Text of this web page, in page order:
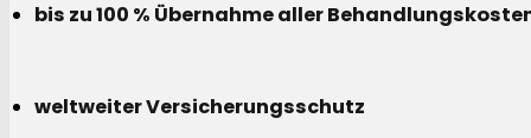
bis zu 100 % Übernahme aller
weltweiter Versicherungsschutz